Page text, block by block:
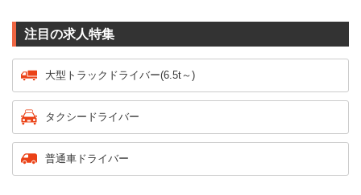
注目の求人特集
大型トラックドライバー(6.5t～)
タクシードライバー
普通車ドライバー